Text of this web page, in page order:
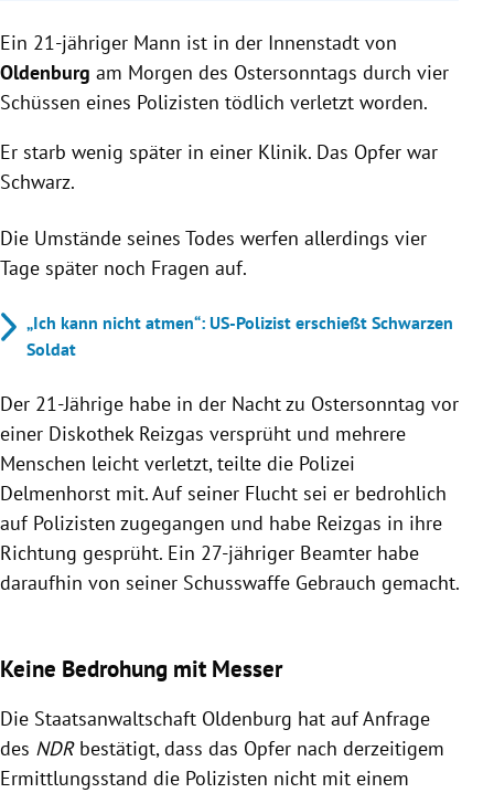
einem Polizisten erschossen, nachdem er Reizgas
versprüht hatte.
Der Schütze, ein 27-jähriger Polizist, wurde wegen
Die Ermittlungen ergaben, dass das Opfer die
Ein 21-jähriger Mann ist in der Innenstadt von
Oldenburg am Morgen des Ostersonntags durch vier
Schüssen eines Polizisten tödlich verletzt worden.
Er starb wenig später in einer Klinik. Das Opfer war
Schwarz.
Die Umstände seines Todes werfen allerdings vier
Tage später noch Fragen auf.
„Ich kann nicht atmen“: US-Polizist erschießt Schwarzen
Soldat
Der 21-Jährige habe in der Nacht zu Ostersonntag vor
einer Diskothek Reizgas versprüht und mehrere
Menschen leicht verletzt, teilte die Polizei
Delmenhorst mit. Auf seiner Flucht sei er bedrohlich
auf Polizisten zugegangen und habe Reizgas in ihre
Richtung gesprüht. Ein 27-jähriger Beamter habe
daraufhin von seiner Schusswaffe Gebrauch gemacht.
Keine Bedrohung mit Messer
Die Staatsanwaltschaft Oldenburg hat auf Anfrage
des NDRbestätigt, dass das Opfer nach derzeitigem
Ermittlungsstand die Polizisten nicht mit einem